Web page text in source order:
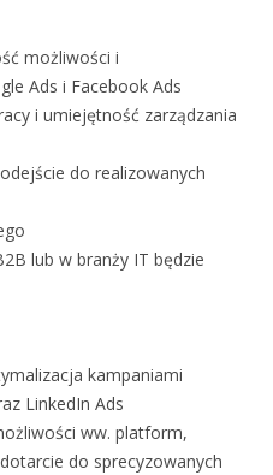
możliwości i
Ads i Facebook Ads
i umiejętność zarządzania
do realizowanych
lub w branży IT będzie
kampaniami
LinkedIn Ads
ww. platform,
do sprecyzowanych